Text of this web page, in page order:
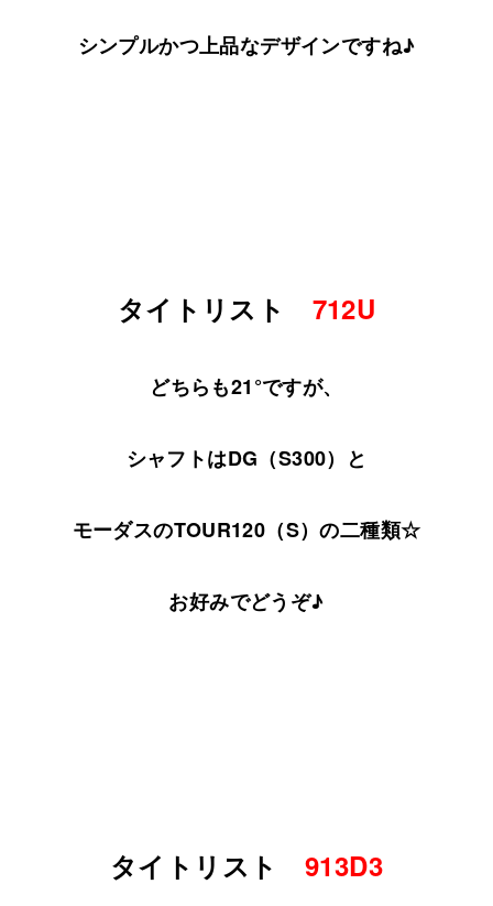
シンプルかつ上品なデザインですね♪
タイトリスト 712U
どちらも21°ですが、
シャフトはDG（S300）と
モーダスのTOUR120（S）の二種類☆
お好みでどうぞ♪
タイトリスト 913D3